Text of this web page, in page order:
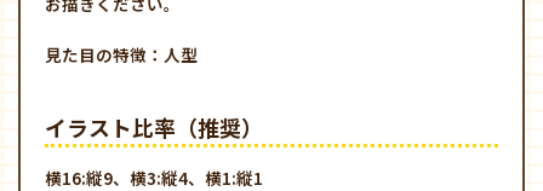
見た目の特徴：人型
イラスト比率（推奨）
横16:縦9、横3:縦4、横1:縦1